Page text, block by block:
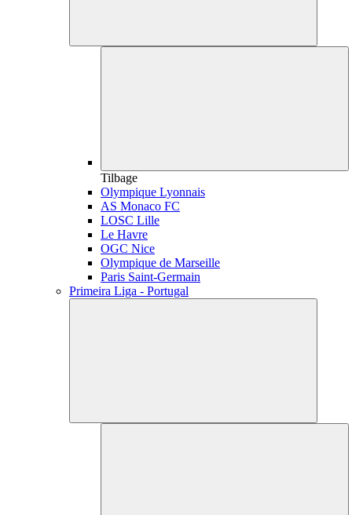
Tilbage
Olympique Lyonnais
AS Monaco FC
LOSC Lille
Le Havre
OGC Nice
Olympique de Marseille
Paris Saint-Germain
Primeira Liga - Portugal